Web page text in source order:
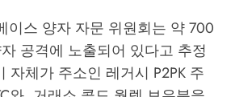
이스 양자 자문 위원회는 약 700
자 공격에 노출되어 있다고 추정
체가 주소인 레거시 P2PK 주